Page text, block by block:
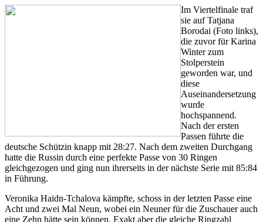
Im Viertelfinale traf
sie auf Tatjana
Borodai (Foto links),
die zuvor für Karina
Winter zum
Stolperstein
geworden war, und
diese
Auseinandersetzung
wurde
hochspannend.
Nach der ersten
Passen führte die
deutsche Schützin knapp mit 28:27. Nach dem zweiten Durchgang
hatte die Russin durch eine perfekte Passe von 30 Ringen
gleichgezogen und ging nun ihrerseits in der nächste Serie mit 85:84
in Führung.
Veronika Haidn-Tchalova kämpfte, schoss in der letzten Passe eine
Acht und zwei Mal Neun, wobei ein Neuner für die Zuschauer auch
eine Zehn hätte sein können. Exakt aber die gleiche Ringzahl